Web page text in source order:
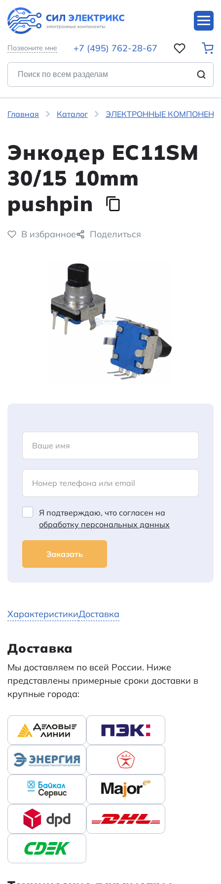
Позвоните мне +7 (495) 762-28-67
Главная Каталог ЭЛЕКТРОННЫЕ
Энкодер EC11SM
30/15 10mm
pushpin
В избранное Поделиться
Ваше имя
Номер телефона или email
Я подтверждаю, что согласен на
обработку персональных данных
Заказать
ХарактеристикиДоставка
Доставка
Мы доставляем по всей России. Ниже
представлены примерные сроки доставки в
крупные города: